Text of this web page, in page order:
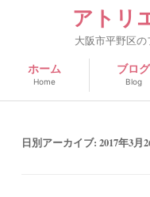
アトリ
大阪市平野区
ホーム
Home
ブログ
Blog
日別アーカイブ:2017年3月